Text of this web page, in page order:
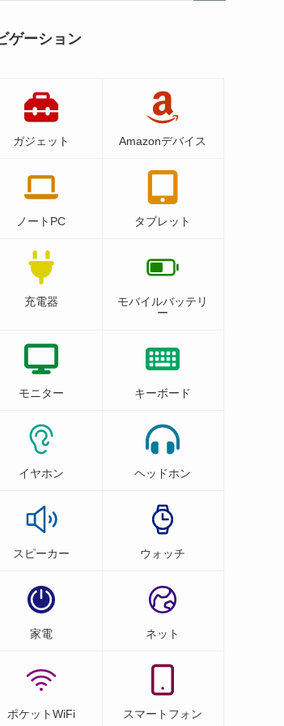
ゲーション
ガジェット Amazonデバイス
ノートPC タブレット
充電器
モバイルバッテリ
ー
モニター キーボード
イヤホン ヘッドホン
スピーカー ウォッチ
家電 ネット
ポケットWiFi スマートフォン